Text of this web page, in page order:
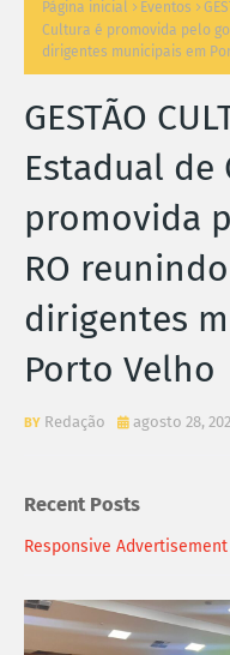
Página inicial Eventos
Cultura é promovida pelo
dirigentes municipais em
GESTÃO
Estadual de
promovida
RO
dirigentes
Porto Velho
Redação agosto 28,
Recent Posts
Responsive Advertisement